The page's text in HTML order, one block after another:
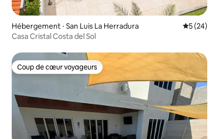
Hébergement ⋅ San Luis La Herradura
5 (24)
Casa Cristal Costa del Sol
Coup de cœur voyageurs
Coup de cœur voyageurs